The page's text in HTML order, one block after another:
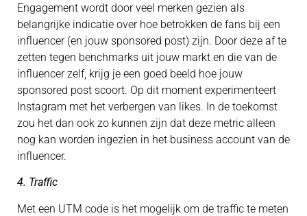
Engagement wordt door veel merken gezien als
belangrijke indicatie over hoe betrokken de fans bij een
influencer (en jouw sponsored post) zijn. Door deze af te
zetten tegen benchmarks uit jouw markt en die van de
influencer zelf, krijg je een goed beeld hoe jouw
sponsored post scoort. Op dit moment experimenteert
Instagram met het verbergen van likes. In de toekomst
zou het dan ook zo kunnen zijn dat deze metric alleen
nog kan worden ingezien in het business account van de
influencer.
4. Traffic
Met een UTM code is het mogelijk om de traffic te meten